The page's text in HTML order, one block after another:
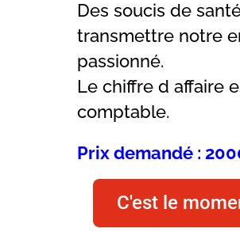
Des soucis de
transmettre notre
passionné.
Le chiffre d affaire
comptable.
Prix demandé :
C'est le